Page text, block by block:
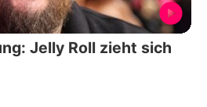
Jelly Roll zieht sich